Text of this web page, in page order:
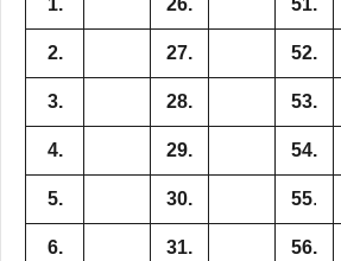
1. 26. 51.
2. 27. 52.
3. 28. 53.
4. 29. 54.
5. 30. 55.
6. 31. 56.